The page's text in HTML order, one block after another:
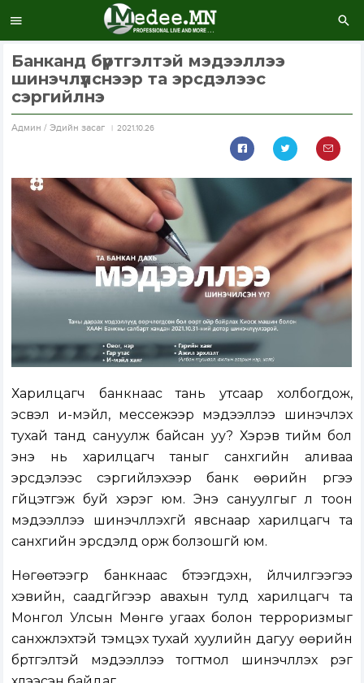
Банканд бүртгэлтэй мэдээллээ
шинэчлүүлснээр та эрсдэлээс
сэргийлнэ
Aдмин / Эдийн засаг 2021.10.26
Харилцагч банкнаас тань утсаар холбогдож,
эсвэл и-мэйл, мессежээр мэдээллээ шинэчлэх
тухай танд сануулж байсан уу? Хэрэв тийм бол
энэ нь харилцагч таныг санхүүгийн аливаа
эрсдэлээс сэргийлэхээр банк өөрийн үүргээ
гүйцэтгэж буй хэрэг юм. Энэ сануулгыг үл тоон
мэдээллээ шинэчлүүлэхгүй явснаар харилцагч та
санхүүгийн эрсдэлд орж болзошгүй юм.
Нөгөөтээгүүр банкнаас бүтээгдэхүүн, үйлчилгээгээ
хэвийн, саадгүйгээр авахын тулд харилцагч та
Монгол Улсын Мөнгө угаах болон терроризмыг
санхүүжүүлэхтэй тэмцэх тухай хуулийн дагуу өөрийн
бүртгэлтэй мэдээллээ тогтмол шинэчлүүлэх үүрэг